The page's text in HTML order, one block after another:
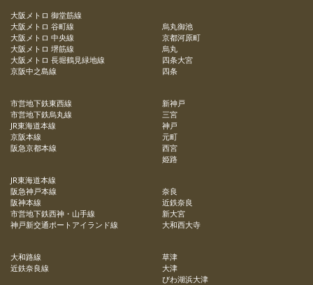
大阪メトロ 御堂筋線
大阪メトロ 谷町線
大阪メトロ 中央線
大阪メトロ 堺筋線
大阪メトロ 長堀鶴見緑地線
京阪中之島線
市営地下鉄東西線
市営地下鉄烏丸線
JR東海道本線
京阪本線
阪急京都本線
JR東海道本線
阪急神戸本線
阪神本線
市営地下鉄西神・山手線
神戸新交通ポートアイランド線
大和路線
近鉄奈良線
烏丸御池
京都河原町
烏丸
四条大宮
四条
新神戸
三宮
神戸
元町
西宮
姫路
奈良
近鉄奈良
新大宮
大和西大寺
草津
大津
びわ湖浜大津